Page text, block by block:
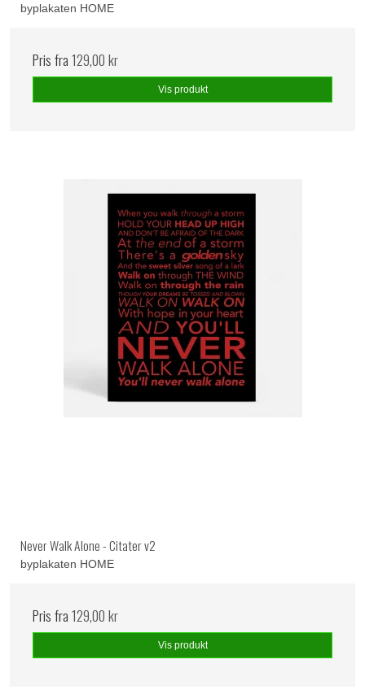
byplakaten HOME
Pris fra129,00 kr
Vis produkt
Never Walk Alone - Citater v2
byplakaten HOME
Pris fra129,00 kr
Vis produkt